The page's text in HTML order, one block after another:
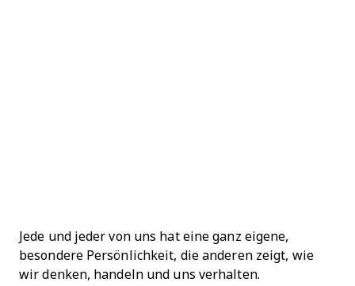
Jede und jeder von uns hat eine ganz eigene,
besondere Persönlichkeit, die anderen zeigt, wie
wir denken, handeln und uns verhalten.